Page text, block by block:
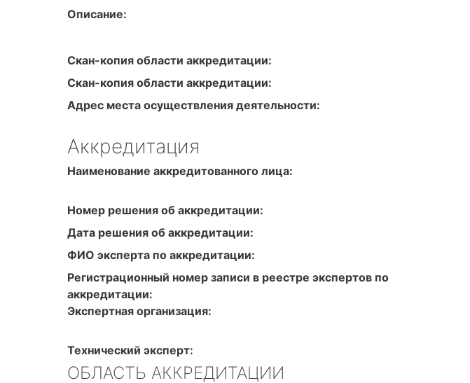
Описание:
Скан-копия области аккредитации:
Скан-копия области аккредитации:
Адрес места осуществления деятельности:
Аккредитация
Наименование аккредитованного лица:
Номер решения об аккредитации:
Дата решения об аккредитации:
ФИО эксперта по аккредитации:
Регистрационный номер записи в реестре экспертов по
аккредитации:
Экспертная организация:
Технический эксперт:
ОБЛАСТЬ АККРЕДИТАЦИИ